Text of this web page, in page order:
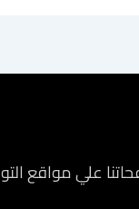
علي مواقع